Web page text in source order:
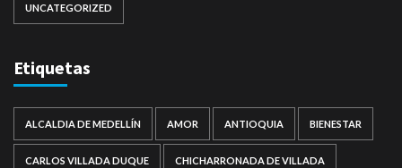
UNCATEGORIZED
Etiquetas
ALCALDIA DE MEDELLÍN AMOR ANTIOQUIA BIENESTAR
CARLOS VILLADA DUQUE CHICHARRONADA DE VILLADA